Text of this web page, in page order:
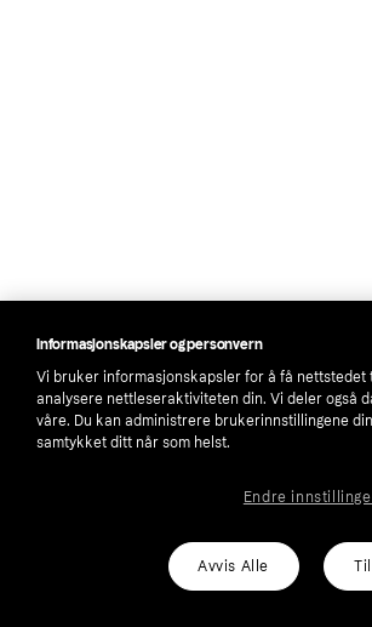
Informasjonskapsler og personvern
Vi bruker informasjonskapsler for å få nettstedet
analysere nettleseraktiviteten din. Vi deler også
våre. Du kan administrere brukerinnstillingene
samtykket ditt når som helst.
Avvis Alle
Endre